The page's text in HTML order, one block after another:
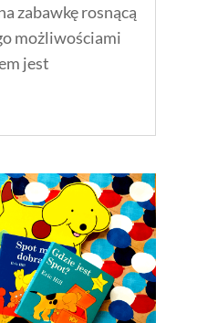
zabawkę rosnącą
możliwościami
jest